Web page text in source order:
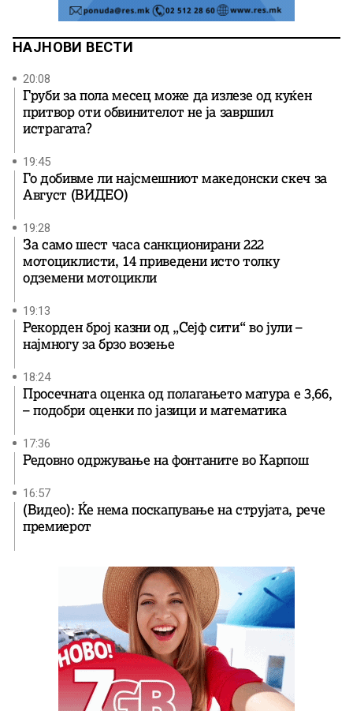
НАЈНОВИ ВЕСТИ
20:08
Груби за пола месец може да излезе од куќен
притвор оти обвинителот не ја завршил
истрагата?
19:45
Го добивме ли најсмешниот македонски скеч за
Август (ВИДЕО)
19:28
За само шест часа санкционирани 222
мотоциклисти, 14 приведени исто толку
одземени мотоцикли
19:13
Рекорден број казни од „Сејф сити“ во јули –
најмногу за брзо возење
18:24
Просечната оценка од полагањето матура е 3,66,
– подобри оценки по јазици и математика
17:36
Редовно одржување на фонтаните во Карпош
16:57
(Видео): Ќе нема поскапување на струјата, рече
премиерот